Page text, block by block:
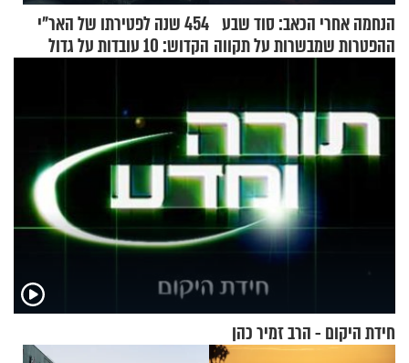
הנחמה אחרי הכאב: סוד שבע
ההפטרות שמבשרות על תקווה
454 שנה לפטירתו של האר"י
הקדוש: 10 עובדות על גדול
חידת היקום - הרב זמיר כהן